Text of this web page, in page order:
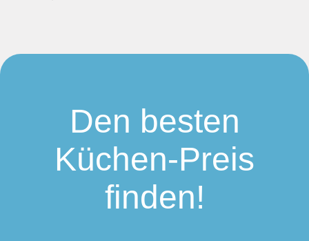
Den besten
Küchen-Preis
finden!